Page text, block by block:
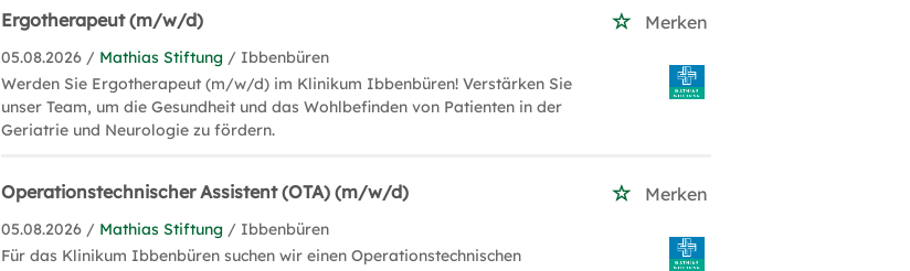
Ergotherapeut (m/w/d) Merken
05.08.2026 / Mathias Stiftung / Ibbenbüren
Werden Sie Ergotherapeut (m/w/d) im Klinikum Ibbenbüren! Verstärken Sie
unser Team, um die Gesundheit und das Wohlbefinden von Patienten in der
Geriatrie und Neurologie zu fördern.
Operationstechnischer Assistent (OTA) (m/w/d) Merken
05.08.2026 / Mathias Stiftung / Ibbenbüren
Für das Klinikum Ibbenbüren suchen wir einen Operationstechnischen